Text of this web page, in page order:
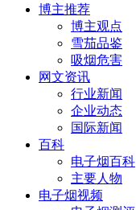
博主推荐
博主观点
雪茄品鉴
吸烟危害
网文资讯
行业新闻
企业动态
国际新闻
百科
电子烟百科
主要人物
电子烟视频